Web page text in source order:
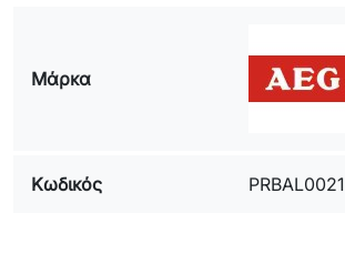
Μάρκα
Κωδικός PRBAL0021